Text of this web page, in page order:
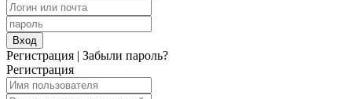
Вход
Регистрация | Забыли пароль?
Регистрация